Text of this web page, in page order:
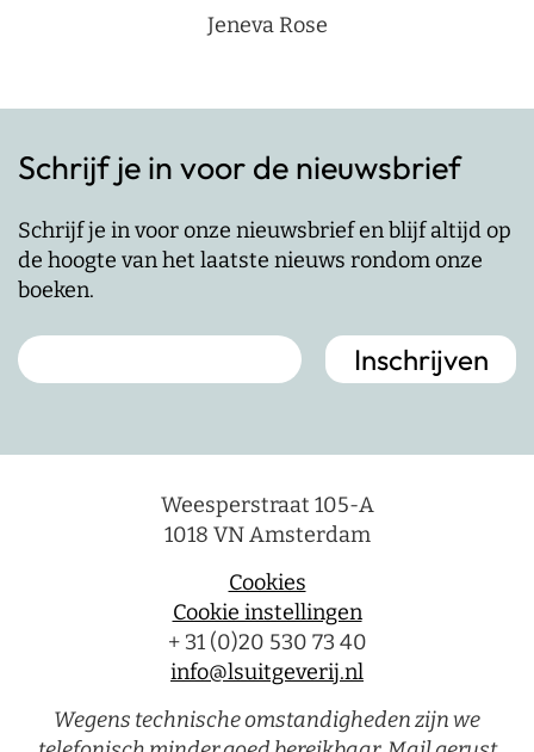
Jeneva Rose
Schrijf je in voor de nieuwsbrief
Schrijf je in voor onze nieuwsbrief en blijf altijd op
de hoogte van het laatste nieuws rondom onze
boeken.
Weesperstraat 105-A
1018 VN Amsterdam
Cookies
Cookie instellingen
+ 31 (0)20 530 73 40
info@lsuitgeverij.nl
Wegens technische omstandigheden zijn we